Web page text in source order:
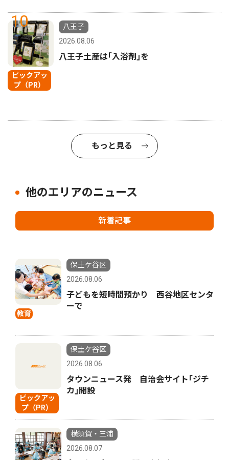
10
ピックアッ
プ（PR）
八王子
2026.08.06
八王子土産は｢入浴剤｣を
もっと見る
他のエリアのニュース
新着記事
教育
保土ケ谷区
2026.08.06
子どもを短時間預かり 西谷地区センタ
ーで
ピックアッ
プ（PR）
保土ケ谷区
2026.08.06
タウンニュース発 自治会サイト｢ジチ
カ｣開設
横須賀・三浦
2026.08.07